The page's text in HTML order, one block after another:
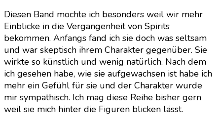
Diesen Band mochte ich besonders weil wir mehr
Einblicke in die Vergangenheit von Spirits
bekommen. Anfangs fand ich sie doch was seltsam
und war skeptisch ihrem Charakter gegenüber. Sie
wirkte so künstlich und wenig natürlich. Nach dem
ich gesehen habe, wie sie aufgewachsen ist habe ich
mehr ein Gefühl für sie und der Charakter wurde
mir sympathisch. Ich mag diese Reihe bisher gern
weil sie mich hinter die Figuren blicken lässt.